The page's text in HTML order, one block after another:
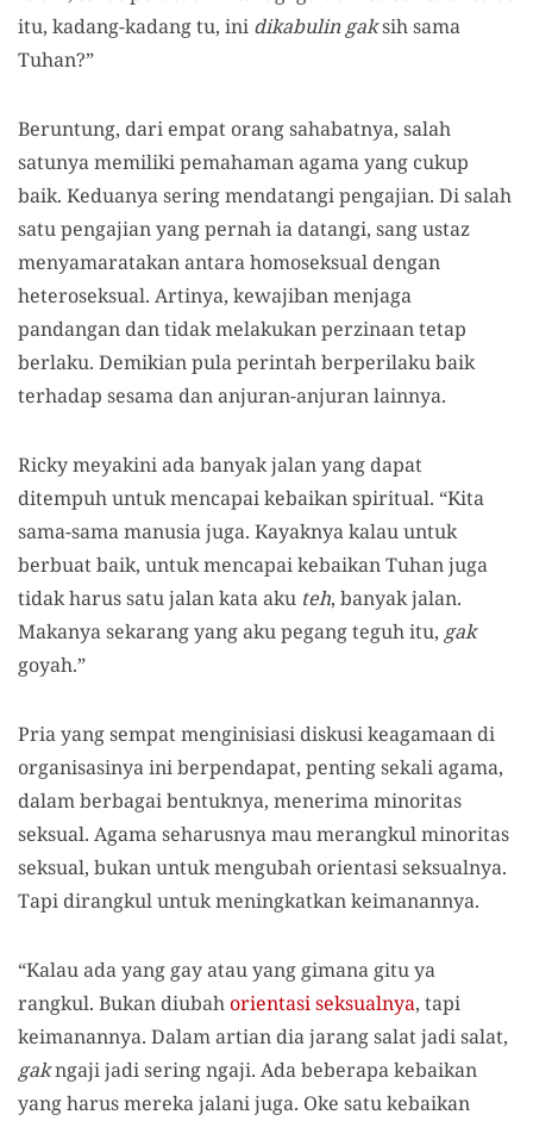
itu, kadang-kadang tu, ini dikabulin gaksih sama
Tuhan?”
Beruntung, dari empat orang sahabatnya, salah
satunya memiliki pemahaman agama yang cukup
baik. Keduanya sering mendatangi pengajian. Di salah
satu pengajian yang pernah ia datangi, sang ustaz
menyamaratakan antara homoseksual dengan
heteroseksual. Artinya, kewajiban menjaga
pandangan dan tidak melakukan perzinaan tetap
berlaku. Demikian pula perintah berperilaku baik
terhadap sesama dan anjuran-anjuran lainnya.
Ricky meyakini ada banyak jalan yang dapat
ditempuh untuk mencapai kebaikan spiritual. “Kita
sama-sama manusia juga. Kayaknya kalau untuk
berbuat baik, untuk mencapai kebaikan Tuhan juga
tidak harus satu jalan kata aku teh, banyak jalan.
Makanya sekarang yang aku pegang teguh itu, gak
goyah.”
Pria yang sempat menginisiasi diskusi keagamaan di
organisasinya ini berpendapat, penting sekali agama,
dalam berbagai bentuknya, menerima minoritas
seksual. Agama seharusnya mau merangkul minoritas
seksual, bukan untuk mengubah orientasi seksualnya.
Tapi dirangkul untuk meningkatkan keimanannya.
“Kalau ada yang gay atau yang gimana gitu ya
rangkul. Bukan diubahorientasi seksualnya, tapi
keimanannya. Dalam artian dia jarang salat jadi salat,
gakngaji jadi sering ngaji. Ada beberapa kebaikan
yang harus mereka jalani juga. Oke satu kebaikan